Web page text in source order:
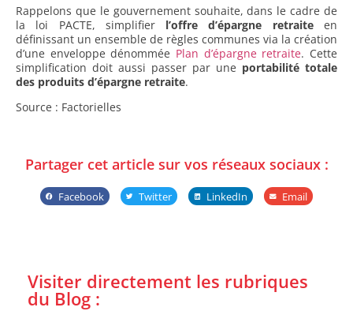
Rappelons que le gouvernement souhaite, dans le cadre de
la loi PACTE, simplifier l’offre d’épargne retraiteen
définissant un ensemble de règles communes via la création
d’une enveloppe dénommée Plan d’épargne retraite. Cette
simplification doit aussi passer par une portabilité totale
des produits d’épargne retraite.
Source : Factorielles
Partager cet article sur vos réseaux sociaux :
Facebook Twitter LinkedIn Email
Visiter directement les rubriques
du Blog :